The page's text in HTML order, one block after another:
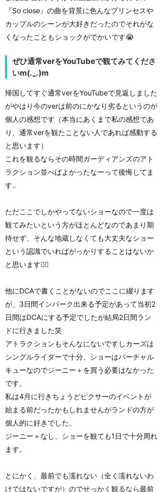
『So close』の曲を背景に色んなプリンセスや
カップルのシーンが大好きだったのでそれがな
くなったこともショックがでかいです😭
ぜひ通常verをYouTubeで観てみてくださ
いm(._.)m
帰国してすぐ通常verをYouTubeで見返しました
がやはり今のverは前のにかなり劣るというのが
個人の感想です（本当にあくまで私の感想であ
り、通常verを観たことない人であれば感動する
と思います）
これを観るならその時間ガーディアンズのアト
ラクション並べばよかったなーって後悔してま
す‥
ただここでしかやってないショーなので一度は
観てみたいという方がほとんどなのであまり期
待せず、そんな地蔵しなくても大丈夫なショー
という認識でいればがっかりすることはないか
と思います🙇‍♀️
他にDCAで書くことがないのでここに綴ります
が、3日間インパーク出来る予定があって当初2
日間はDCAにする予定でしたが結局2日間ラン
ドに行きました笑
アトラクションもそんなにないですしカーズは
シングルライダーで十分、ショーはバーチャル
キューなのでジーニー＋を買う必要はなかった
です。
私は4月に行きちょうどピクサーのイベントが
始まる前だったかもしれませんがランドの方が
個人的に好きでした。
ジーニー＋なし、ショーを観ても1日で十分周れ
ます。
とにかく、最前でも濡れない（全く濡れないわ
けではないですが）のでせっかく観るなら最前